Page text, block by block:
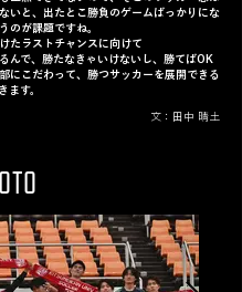
いと、出たとこ勝負のゲームばっかりにな
のが課題ですね。
たラストチャンスに向けて
んで、勝たなきゃいけないし、勝てばOK
にこだわって、勝つサッカーを展開できる
ます。
文：田中 晴土